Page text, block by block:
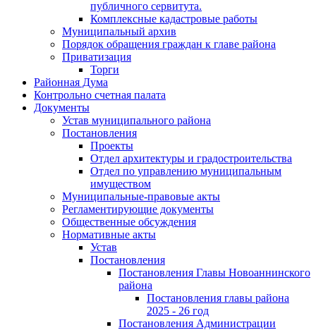
публичного сервитута.
Комплексные кадастровые работы
Муниципальный архив
Порядок обращения граждан к главе района
Приватизация
Торги
Районная Дума
Контрольно счетная палата
Документы
Устав муниципального района
Постановления
Проекты
Отдел архитектуры и градостроительства
Отдел по управлению муниципальным
имуществом
Муниципальные-правовые акты
Регламентирующие документы
Общественные обсуждения
Нормативные акты
Устав
Постановления
Постановления Главы Новоаннинского
района
Постановления главы района
2025 - 26 год
Постановления Администрации